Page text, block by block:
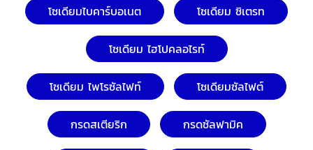
โซเดียมไบคาร์บอเนต โซเดียม ซิเตรท
โซเดียม ไฮโปคลอไรท์
โซเดียม ไพโรซัลไฟท์ โซเดียมซัลไฟต์
กรดสเตียริก กรดซัลฟามิค